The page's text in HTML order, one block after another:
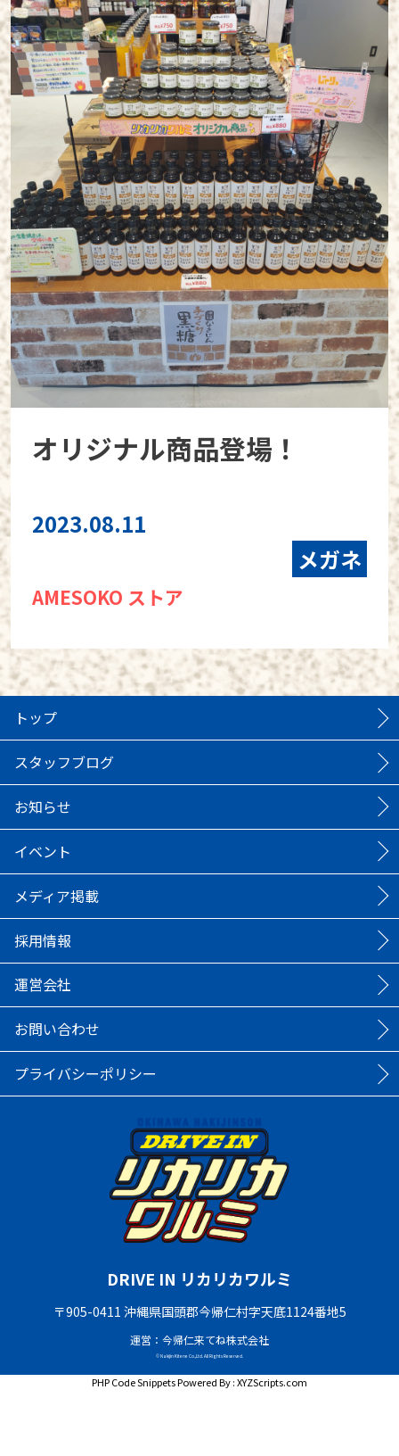
オリジナル商品登場！
2023.08.11
メガネ
AMESOKO ストア
トップ
スタッフブログ
お知らせ
イベント
メディア掲載
採用情報
運営会社
お問い合わせ
プライバシーポリシー
DRIVE IN リカリカワルミ
〒905-0411 沖縄県国頭郡今帰仁村字天底1124番地5
運営：今帰仁来てね株式会社
© Nakijin Kitene Co.,Ltd. All Rights Reserved.
PHP Code SnippetsPowered By :XYZScripts.com